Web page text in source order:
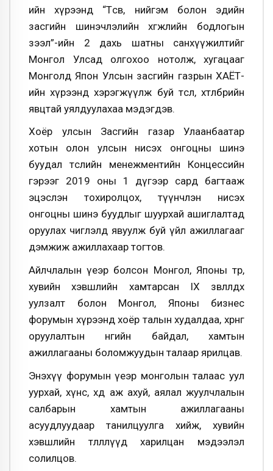
ийн хүрээнд “Төсөв, нийгэм болон эдийн
засгийн шинэчлэлийн хөгжлийн бодлогын
зээл”-ийн 2 дахь шатны санхүүжилтийг
Монгол Улсад олгохоо нотолж, хугацааг
Монголд Япон Улсын засгийн газрын ХАЁТ-
ийн хүрээнд хэрэгжүүлж буй төсөл, хөтөлбөрийн
явцтай уялдуулахаа мэдэгдэв.
Хоёр улсын Засгийн газар Улаанбаатар
хотын олон улсын нисэх онгоцны шинэ
буудал төслийн менежментийн Концессийн
гэрээг 2019 оны 1 дүгээр сард багтааж
эцэслэн тохиролцох, түүнчлэн нисэх
онгоцны шинэ буудлыг шуурхай ашиглалтад
оруулах чиглэлд явуулж буй үйл ажиллагааг
дэмжиж ажиллахаар тогтов.
Айлчлалын үеэр болсон Монгол, Японы төр,
хувийн хэвшлийн хамтарсан IX зөвлөлдөх
уулзалт болон Монгол, Японы бизнес
форумын хүрээнд хоёр талын худалдаа, хөрөнгө
оруулалтын өнөөгийн байдал, хамтын
ажиллагааны боломжуудын талаар ярилцав.
Энэхүү форумын үеэр монголын талаас уул
уурхай, хүнс, хөдөө аж ахуй, аялал жуулчлалын
салбарын хамтын ажиллагааны
асуудлуудаар танилцуулга хийж, хувийн
хэвшлийн төлөөллүүд харилцан мэдээлэл
солилцов.